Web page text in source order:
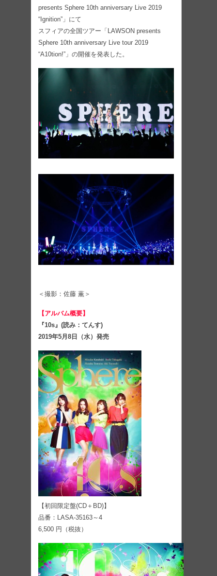
presents Sphere 10th anniversary Live 2019
“Ignition”」にて
スフィアの全国ツアー「LAWSON presents
Sphere 10th anniversary Live tour 2019
“A10tion!”」の開催を発表した。
＜撮影：佐藤 薫＞
【アルバム概要】
『10s』(読み：てんす)
2019年5⽉8⽇（水）発売
【初回限定盤(CD＋BD)】
品番：LASA-35163～4
6,500 円（税抜）